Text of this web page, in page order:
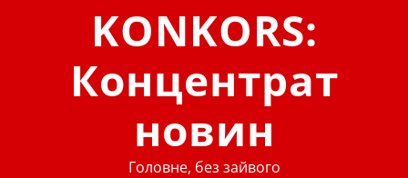
KONKORS:
Концентрат
новин
Головне, без зайвого